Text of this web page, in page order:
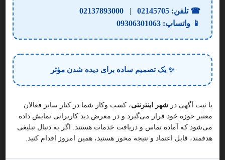
کارشناس ارتز و پروتز سجاد اسماعیلیان جاوید
متخصص مرکز ارتوپدی فنی آیما مجهز در ساخت انواع ارتز، پروتز، کفی
طبی و اسکن کف پا | درمان مشکلات زانو و ستون فقرات در تهران.
ایران، استان تهران، تهران، کنار گذر پیروزی، منطقه ۱۴ شهر ته
ارتوپدی فنی و ارتز و پروتز در پیروزی پرستار بلوار ابوذر شمالی
☎ تلفن: 02145705
|
02137893000
📱 واتساپ: 09306301063
✨ یک تصمیم ساده برای دیده شدن مؤثر
با ثبت آگهی درشهر اینترنتی، کسب وکار شما در کنار سایر فعالان
معتبر حوزه خود قرار می‌گیرد و در معرض دید کاربرانی نمایش داده
می‌شود که آماده تماس و دریافت خدمات هستند. اگر به دنبال تبلیغی
هدفمند، قابل اعتماد و نتیجه محور هستید، همین امروز اقدام کنید.